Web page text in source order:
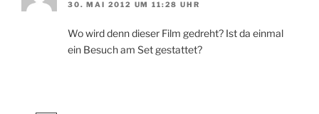
30. MAI 2012 UM 11:28 UHR
Wo wird denn dieser Film gedreht? Ist da einmal
ein Besuch am Set gestattet?